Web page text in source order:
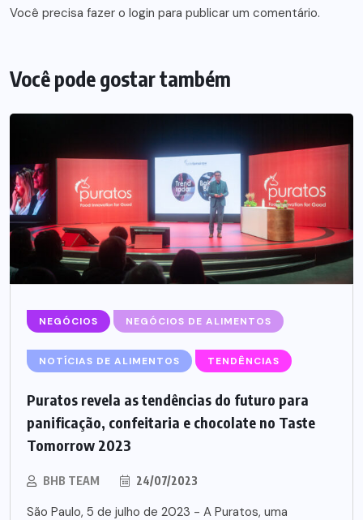
Você precisa fazer o login para publicar um comentário.
Você pode gostar também
NEGÓCIOS NEGÓCIOS DE ALIMENTOS
NOTÍCIAS DE ALIMENTOS TENDÊNCIAS
Puratos revela as tendências do futuro para
panificação, confeitaria e chocolate no Taste
Tomorrow 2023
BHB TEAM 24/07/2023
São Paulo, 5 de julho de 2023 - A Puratos, uma